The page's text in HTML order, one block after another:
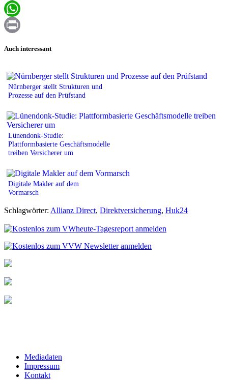
Email
WhatsApp
Auch interessant
Nürnberger stellt Strukturen und
Prozesse auf den Prüfstand
Lünendonk-Studie:
Plattformbasierte Geschäftsmodelle
treiben Versicherer um
Digitale Makler auf dem
Vormarsch
Schlagwörter: Allianz Direct, Direktversicherung, Huk24
Mediadaten
Impressum
Kontakt